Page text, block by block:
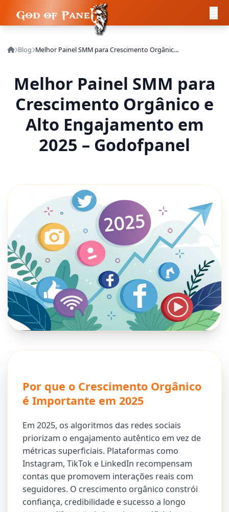
Blog Melhor Painel SMM para Crescimento Orgânico e Alto Engajamento em 2025 – Godofpanel
Melhor Painel SMM para
Crescimento Orgânico e
Alto Engajamento em
2025 – Godofpanel
Por que o Crescimento Orgânico
é Importante em 2025
Em 2025, os algoritmos das redes sociais
priorizam o engajamento autêntico em vez de
métricas superficiais. Plataformas como
Instagram, TikTok e LinkedIn recompensam
contas que promovem interações reais com
seguidores. O crescimento orgânico constrói
confiança, credibilidade e sucesso a longo